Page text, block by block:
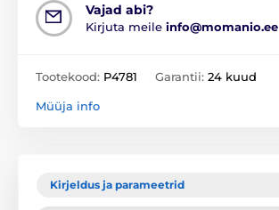
Vajad abi?
Kirjuta meile info@momanio.ee
Tootekood: P4781 Garantii: 24 kuud
Müüja info
Kirjeldus ja parameetrid